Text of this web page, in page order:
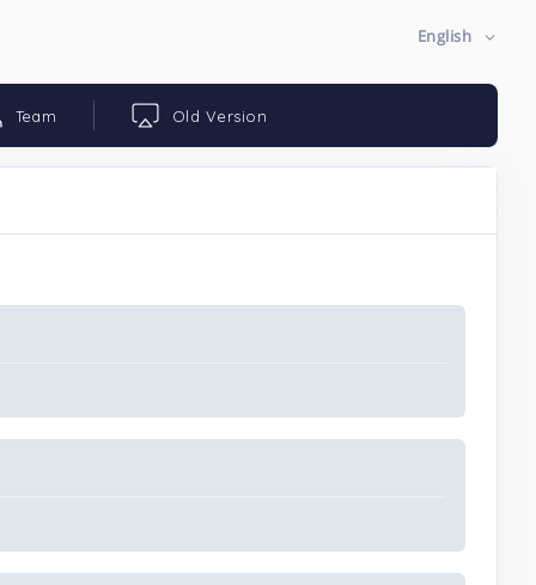
English
Team Old Version